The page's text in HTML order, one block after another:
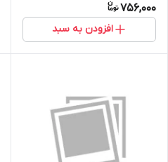
756,000
افزودن به سبد